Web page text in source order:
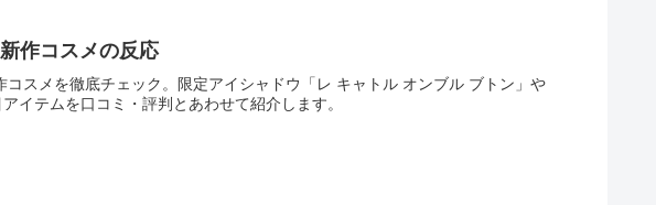
作コスメの反応
スメを徹底チェック。限定アイシャドウ「レ キャトル オンブル ブトン」や
イテムを口コミ・評判とあわせて紹介します。